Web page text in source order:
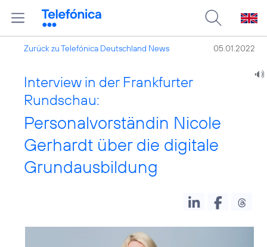
Zurück zu Telefónica Deutschland News 05.01.2022
Interview in der Frankfurter
Rundschau:
Personalvorständin Nicole
Gerhardt über die digitale
Grundausbildung